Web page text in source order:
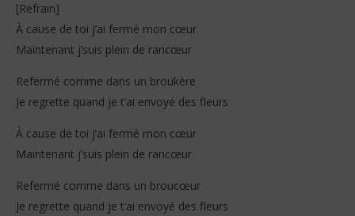
[Refrain]
À cause de toi j’ai fermé mon cœur
Maintenant j’suis plein de rancœur
Refermé comme dans un broukère
Je regrette quand je t’ai envoyé des fleurs
À cause de toi j’ai fermé mon cœur
Maintenant j’suis plein de rancœur
Refermé comme dans un broucœur
Je regrette quand je t’ai envoyé des fleurs